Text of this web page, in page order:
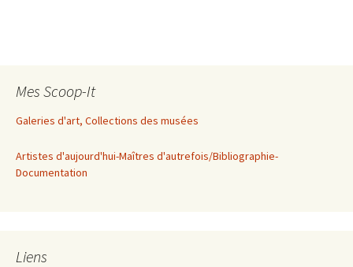
Mes Scoop-It
Galeries d'art, Collections des musées
Artistes d'aujourd'hui-Maîtres d'autrefois/Bibliographie-
Documentation
Liens